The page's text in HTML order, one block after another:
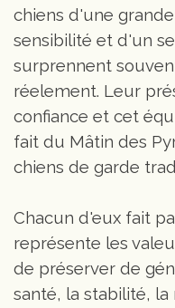
chiens d'une
sensibilité et d'un
surprennent
réelement. Leur
confiance et cet
fait du Mâtin des
chiens de garde
Chacun d'eux fait
représente les
de préserver de
santé, la stabilité,